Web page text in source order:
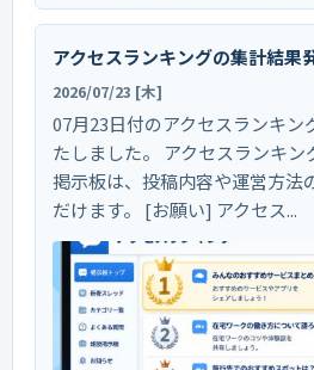
アクセスランキングの集計結果
2026/07/23 [木]
07月23日付のアクセスランキン
たしました。 アクセスランキン
掲示板は、投稿内容や運営方法
だけます。 [お願い] アクセス...